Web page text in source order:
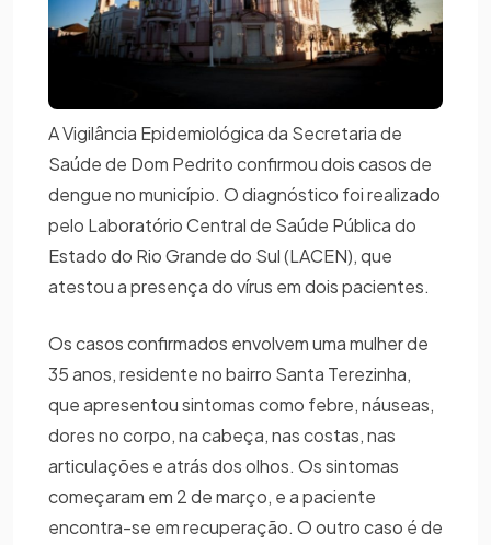
A Vigilância Epidemiológica da Secretaria de
Saúde de Dom Pedrito confirmou dois casos de
dengue no município. O diagnóstico foi realizado
pelo Laboratório Central de Saúde Pública do
Estado do Rio Grande do Sul (LACEN), que
atestou a presença do vírus em dois pacientes.
Os casos confirmados envolvem uma mulher de
35 anos, residente no bairro Santa Terezinha,
que apresentou sintomas como febre, náuseas,
dores no corpo, na cabeça, nas costas, nas
articulações e atrás dos olhos. Os sintomas
começaram em 2 de março, e a paciente
encontra-se em recuperação. O outro caso é de